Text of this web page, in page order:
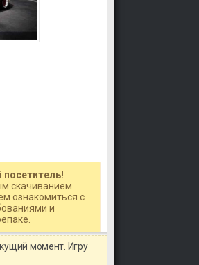
скачиванием
ознакомиться с
и
момент. Игру